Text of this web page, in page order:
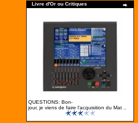
Livre d'Or ou Critiques
QUESTIONS: Bon-
jour, je viens de faire l'acquisition du Mat ..